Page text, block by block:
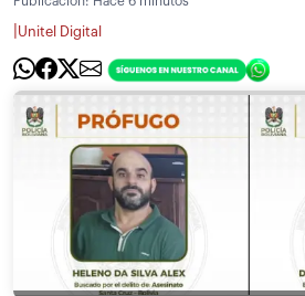
Unitel Digital